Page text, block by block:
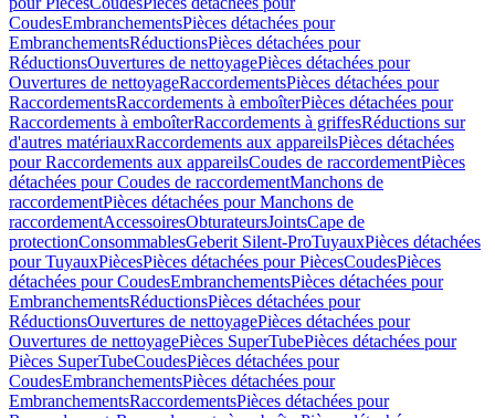
CoudesEmbranchementsPièces détachées pour
EmbranchementsRéductionsPièces détachées pour
RéductionsOuvertures de nettoyagePièces détachées pour
Ouvertures de nettoyageRaccordementsPièces détachées pour
RaccordementsRaccordements à emboîterPièces détachées pour
Raccordements à emboîterRaccordements à griffesRéductions sur
d'autres matériauxRaccordements aux appareilsPièces détachées
pour Raccordements aux appareilsCoudes de raccordementPièces
détachées pour Coudes de raccordementManchons de
raccordementPièces détachées pour Manchons de
raccordementAccessoiresObturateursJointsCape de
protectionConsommablesGeberit Silent-ProTuyauxPièces détachées
pour TuyauxPiècesPièces détachées pour PiècesCoudesPièces
détachées pour CoudesEmbranchementsPièces détachées pour
EmbranchementsRéductionsPièces détachées pour
RéductionsOuvertures de nettoyagePièces détachées pour
Ouvertures de nettoyagePièces SuperTubePièces détachées pour
Pièces SuperTubeCoudesPièces détachées pour
CoudesEmbranchementsPièces détachées pour
EmbranchementsRaccordementsPièces détachées pour